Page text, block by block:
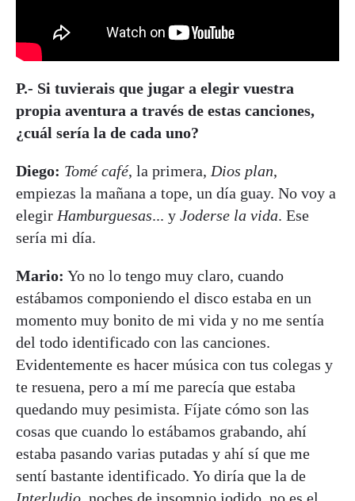
P.- Si tuvierais que jugar a elegir vuestra
propia aventura a través de estas canciones,
¿cuál sería la de cada uno?
Diego: Tomé café, la primera, Dios plan,
empiezas la mañana a tope, un día guay. No voy a
elegir Hamburguesas... y Joderse la vida. Ese
sería mi día.
Mario: Yo no lo tengo muy claro, cuando
estábamos componiendo el disco estaba en un
momento muy bonito de mi vida y no me sentía
del todo identificado con las canciones.
Evidentemente es hacer música con tus colegas y
te resuena, pero a mí me parecía que estaba
quedando muy pesimista. Fíjate cómo son las
cosas que cuando lo estábamos grabando, ahí
estaba pasando varias putadas y ahí sí que me
sentí bastante identificado. Yo diría que la de